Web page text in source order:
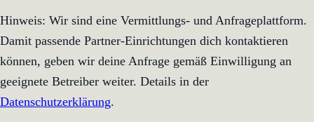
Hinweis: Wir sind eine Vermittlungs- und Anfrageplattform.
Damit passende Partner-Einrichtungen dich kontaktieren
können, geben wir deine Anfrage gemäß Einwilligung an
geeignete Betreiber weiter. Details in der
Datenschutzerklärung.